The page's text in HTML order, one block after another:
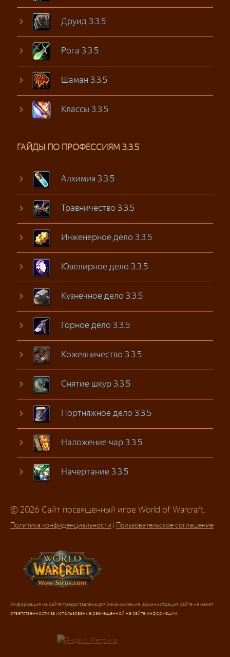
Друид 3.3.5
Рога 3.3.5
Шаман 3.3.5
Классы 3.3.5
ГАЙДЫ ПО ПРОФЕССИЯМ 3.3.5
Алхимия 3.3.5
Травничество 3.3.5
Инженерное дело 3.3.5
Ювелирное дело 3.3.5
Кузнечное дело 3.3.5
Горное дело 3.3.5
Кожевничество 3.3.5
Снятие шкур 3.3.5
Портняжное дело 3.3.5
Наложение чар 3.3.5
Начертание 3.3.5
© 2026 Сайт посвященный игре World of Warcraft.
Политика конфиденциальности | Пользовательское соглашение
Информация на сайте предоставлена для ознакомления, администрация сайта не несет
ответственности за использование размещенной на сайте информации.